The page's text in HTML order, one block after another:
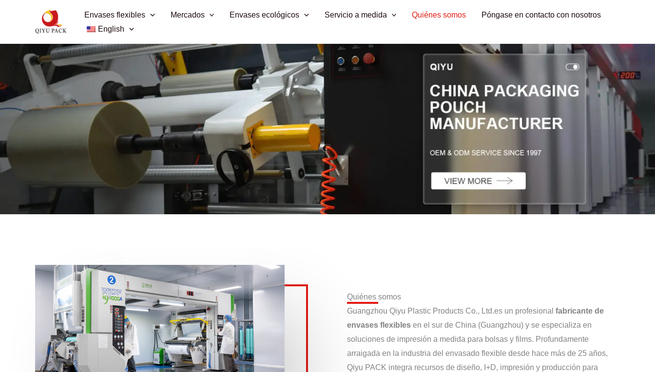
Envases flexibles Mercados Envases ecológicos Servicio a medida Quiénes somos
Póngase en contacto con nosotros
English
Quiénes somos
Guangzhou Qiyu Plastic Products Co., Ltd.es un profesional fabricante de
envases flexibles en el sur de China (Guangzhou) y se especializa en
soluciones de impresión a medida para bolsas y films. Profundamente
arraigada en la industria del envasado flexible desde hace más de 25 años,
Qiyu PACK integra recursos de diseño, I+D, impresión y producción para